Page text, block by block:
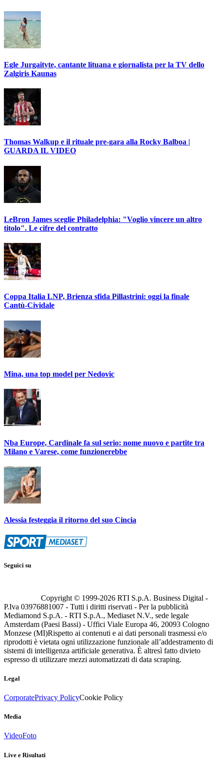
Egle Jurgaityte, cantante lituana e giornalista per la TV dello
Zalgiris Kaunas
Thomas Walkup e il rituale pre-gara alla Rocky Balboa |
GUARDA IL VIDEO
LeBron James sceglie Philadelphia: "Voglio vincere un altro
titolo". Le cifre del contratto
Coppa Italia LNP, Brienza sfida Pillastrini: oggi la finale
Cantù-Cividale
Mina, una top model per Nedovic
Nba Europe, Cardinale fa sul serio: nome nuovo e partite tra
Milano e Varese, come funzionerebbe
Alessia festeggia il ritorno del suo Cincia
Seguici su
Copyright © 1999-2026 RTI S.p.A. Business Digital -
P.Iva 03976881007 - Tutti i diritti riservati - Per la pubblicità
Mediamond S.p.A. - RTI S.p.A., Mediaset N.V., sede legale
Amsterdam (Paesi Bassi) - Uffici Viale Europa 46, 20093 Cologno
Monzese (MI)Rispetto ai contenuti e ai dati personali trasmessi e/o
riprodotti è vietata ogni utilizzazione funzionale all’addestramento di
sistemi di intelligenza artificiale generativa. È altresì fatto divieto
espresso di utilizzare mezzi automatizzati di data scraping.
Legal
CorporatePrivacy PolicyCookie Policy
Media
VideoFoto
Live e Risultati